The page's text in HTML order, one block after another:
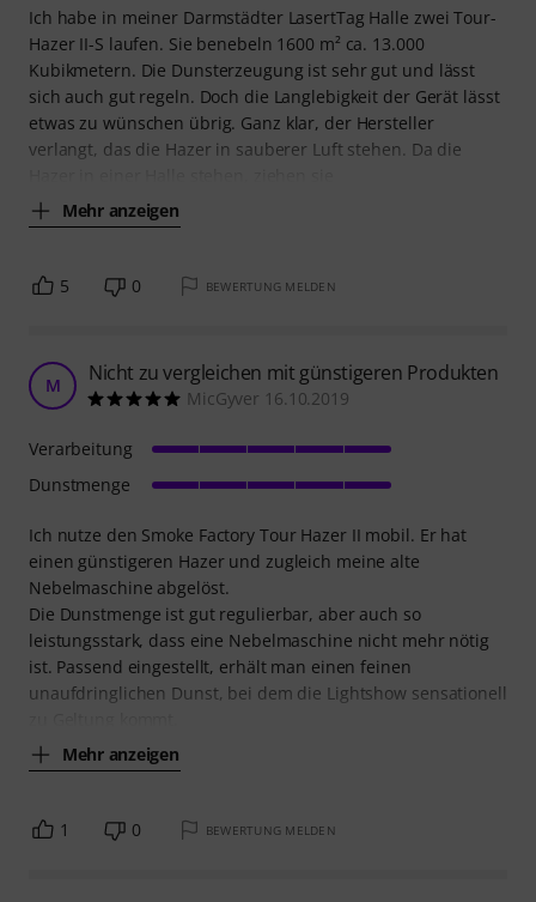
Ich habe in meiner Darmstädter LasertTag Halle zwei Tour-
Hazer II-S laufen. Sie benebeln 1600 m² ca. 13.000
Kubikmetern. Die Dunsterzeugung ist sehr gut und lässt
sich auch gut regeln. Doch die Langlebigkeit der Gerät lässt
etwas zu wünschen übrig. Ganz klar, der Hersteller
verlangt, das die Hazer in sauberer Luft stehen. Da die
Mehr anzeigen
5 0 BEWERTUNG MELDEN
M Nicht zu vergleichen mit günstigeren Produkten
MicGyver 16.10.2019
Ich nutze den Smoke Factory Tour Hazer II mobil. Er hat
einen günstigeren Hazer und zugleich meine alte
Nebelmaschine abgelöst.
Die Dunstmenge ist gut regulierbar, aber auch so
leistungsstark, dass eine Nebelmaschine nicht mehr nötig
ist. Passend eingestellt, erhält man einen feinen
unaufdringlichen Dunst, bei dem die Lightshow sensationell
Mehr anzeigen
Verarbeitung
Dunstmenge
1 0 BEWERTUNG MELDEN